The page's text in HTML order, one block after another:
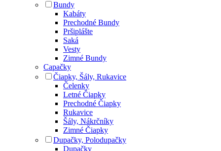
Bundy
Kabáty
Prechodné Bundy
Pršiplášte
Saká
Vesty
Zimné Bundy
Capačky
Čiapky, Šály, Rukavice
Čelenky
Letné Čiapky
Prechodné Čiapky
Rukavice
Šály, Nákrčníky
Zimné Čiapky
Dupačky, Polodupačky
Dupačky